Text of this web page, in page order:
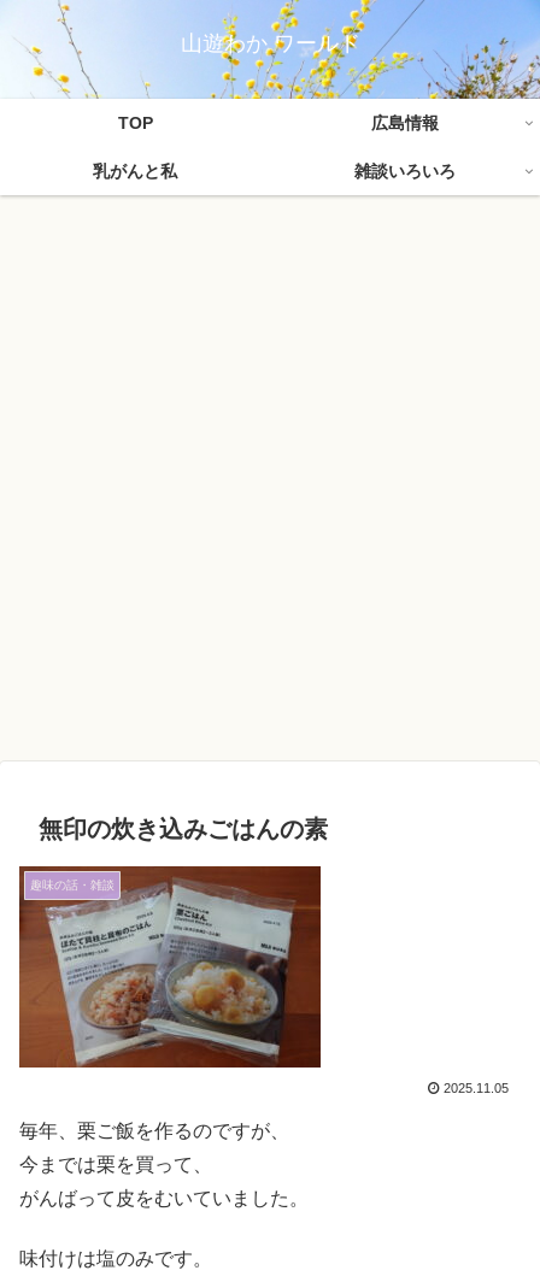
山遊わか ワールド
TOP 広島情報
乳がんと私 雑談いろいろ
無印の炊き込みごはんの素
趣味の話・雑談
2025.11.05
毎年、栗ご飯を作るのですが、
今までは栗を買って、
がんばって皮をむいていました。
味付けは塩のみです。